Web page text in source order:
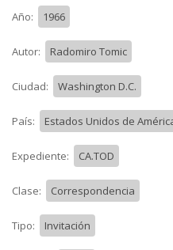
Año: 1966
Autor: Radomiro Tomic
Ciudad: Washington D.C.
País: Estados Unidos de
Expediente: CA.TOD
Clase: Correspondencia
Tipo: Invitación